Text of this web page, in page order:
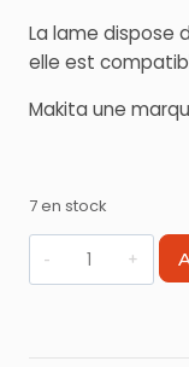
La lame dispose
elle est
Makita une
7 en stock
quantité